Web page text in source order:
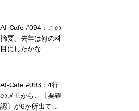
AI-Cafe #094：この
摘要、去年は何の科
目にしたかな
AI-Cafe #093：4行
のメモから、〔要確
認〕が6か所出てき
AI-Cafe #062：マニ
ュアルが古くてはAI
も間違える。RAG導
AI-Cafe #014：AI自
動化、結局「何か
ら」始めればいい